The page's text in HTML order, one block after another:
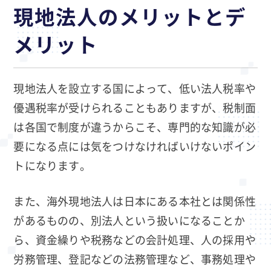
現地法人のメリットとデ
メリット
現地法人を設立する国によって、低い法人税率や
優遇税率が受けられることもありますが、税制面
は各国で制度が違うからこそ、専門的な知識が必
要になる点には気をつけなければいけないポイン
トになります。
また、海外現地法人は日本にある本社とは関係性
があるものの、別法人という扱いになることか
ら、資金繰りや税務などの会計処理、人の採用や
労務管理、登記などの法務管理など、事務処理や